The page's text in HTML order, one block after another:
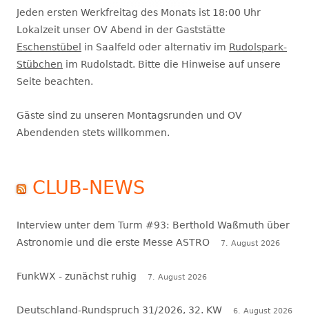
Jeden ersten Werkfreitag des Monats ist 18:00 Uhr
Lokalzeit unser OV Abend in der Gaststätte
Eschenstübel
in Saalfeld oder alternativ im Rudolspark-
Stübchen im Rudolstadt. Bitte die Hinweise auf unsere
Seite beachten.
Gäste sind zu unseren Montagsrunden und OV
Abendenden stets willkommen.
CLUB-NEWS
Interview unter dem Turm #93: Berthold Waßmuth über
Astronomie und die erste Messe ASTRO
7. August 2026
FunkWX - zunächst ruhig 7. August 2026
Deutschland-Rundspruch 31/2026, 32. KW 6. August 2026